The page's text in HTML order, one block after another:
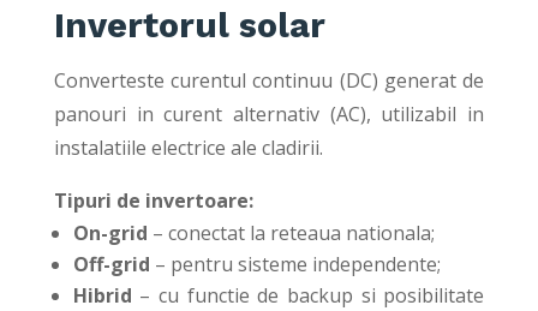
Invertorul solar
Converteste curentul continuu (DC) generat de
panouri in curent alternativ (AC), utilizabil in
instalatiile electrice ale cladirii.
Tipuri de invertoare:
On-grid – conectat la reteaua nationala;
Off-grid – pentru sisteme independente;
Hibrid – cu functie de backup si posibilitate